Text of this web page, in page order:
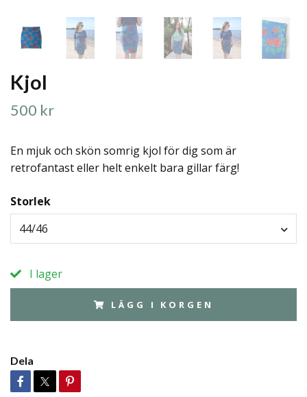
Kjol
500 kr
En mjuk och skön somrig kjol för dig som är
retrofantast eller helt enkelt bara gillar färg!
Storlek
44/46
I lager
LÄGG I KORGEN
Dela